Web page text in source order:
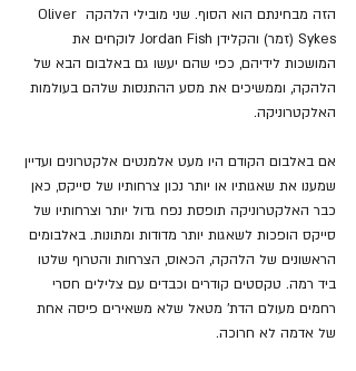
הזה מבחינתם הוא הסוף. שני מובילי הלהקה Oliver
Sykes (זמר) והקלידן Jordan Fish לוקחים את
המושכות לידיהם, כפי שהם יעשו גם באלבום הבא של
הלהקה, וממשיכים את מסע ההתנסות שלהם בעולמות
האלקטרוניקה.
אם באלבום הקודם היו מעט אלמנטים אלקטרונים ועדיין
שמענו את שאגותיו או יותר נכון צרחותיו של סייקס, כאן
כבר האלקטרוניקה תופסת נפח גדול יותר וצרחותיו של
סייקס הופכות לשאגות יותר מדודות ומתונות. באלבומים
הראשונים של הלהקה, הכאוס, הצרחות והטרוף שלטו
ביד רמה. טקסטים קודרים וכבדים עם צלילים חסרי
רחמים מעולם הדת' מטאל שלא משאירים פיסה אחת
של אדמה לא חרוכה.